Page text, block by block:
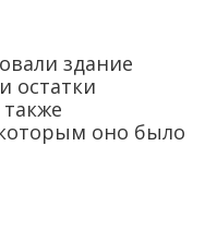
здание
остатки
оно было